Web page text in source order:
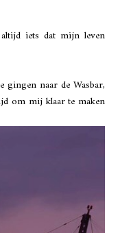
iets dat mijn leven
naar de Wasbar,
om mij klaar te maken